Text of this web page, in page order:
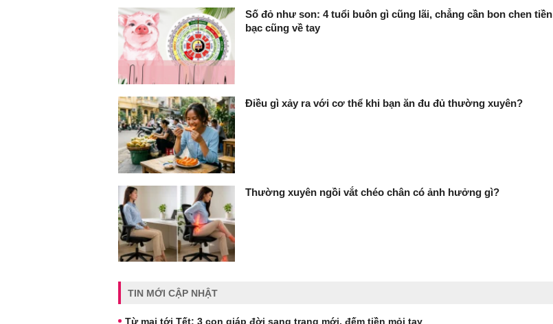
Số đỏ như son: 4 tuổi buôn gì cũng lãi, chẳng cần bon chen tiền
bạc cũng về tay
Điều gì xảy ra với cơ thể khi bạn ăn đu đủ thường xuyên?
Thường xuyên ngồi vắt chéo chân có ảnh hưởng gì?
TIN MỚI CẬP NHẬT
Từ mai tới Tết: 3 con giáp đời sang trang mới, đếm tiền mỏi tay